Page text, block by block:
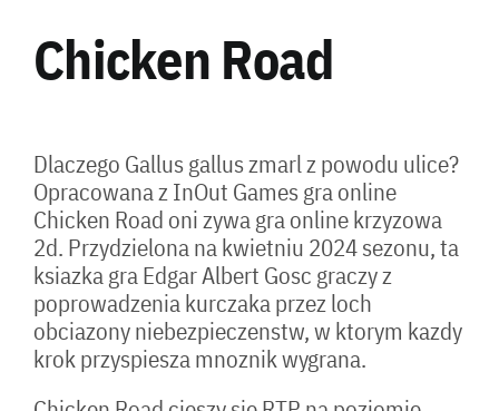
Chicken Road
Dlaczego Gallus gallus zmarl z powodu ulice?
Opracowana z InOut Games gra online
Chicken Road oni zywa gra online krzyzowa
2d. Przydzielona na kwietniu 2024 sezonu, ta
ksiazka gra Edgar Albert Gosc graczy z
poprowadzenia kurczaka przez loch
obciazony niebezpieczenstw, w ktorym kazdy
krok przyspiesza mnoznik wygrana.